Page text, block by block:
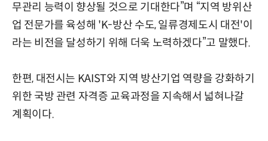
무관리 능력이 향상될 것으로 기대한다”며 “지역 방위산
업 전문가를 육성해 'K-방산 수도, 일류경제도시 대전'이
라는 비전을 달성하기 위해 더욱 노력하겠다”고 말했다.
한편, 대전시는 KAIST와 지역 방산기업 역량을 강화하기
위한 국방 관련 자격증 교육과정을 지속해서 넓혀나갈
계획이다.